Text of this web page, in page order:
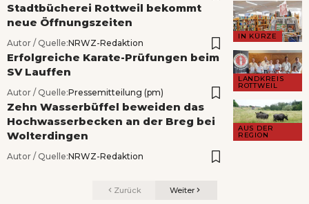
IN KÜRZE
Stadtbücherei Rottweil bekommt
neue Öffnungszeiten
Autor / Quelle:NRWZ-Redaktion
LANDKREIS
ROTTWEIL
Erfolgreiche Karate-Prüfungen beim
SV Lauffen
Autor / Quelle:Pressemitteilung (pm)
AUS DER
REGION
Zehn Wasserbüffel beweiden das
Hochwasserbecken an der Breg bei
Wolterdingen
Autor / Quelle:NRWZ-Redaktion
Zurück Weiter